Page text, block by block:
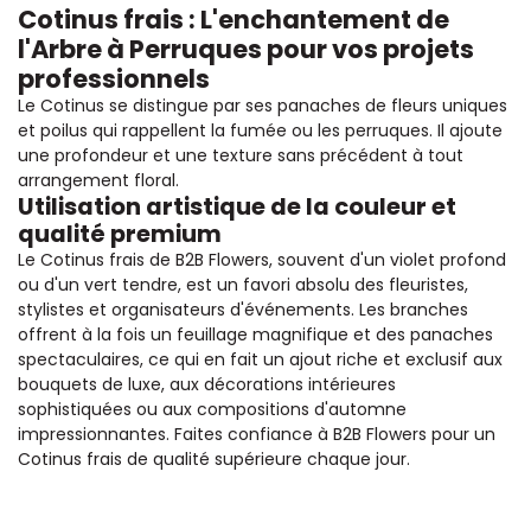
Cotinus frais : L'enchantement de
l'Arbre à Perruques pour vos projets
professionnels
Le Cotinus se distingue par ses panaches de fleurs uniques
et poilus qui rappellent la fumée ou les perruques. Il ajoute
une profondeur et une texture sans précédent à tout
arrangement floral.
Utilisation artistique de la couleur et
qualité premium
Le Cotinus frais de B2B Flowers, souvent d'un violet profond
ou d'un vert tendre, est un favori absolu des fleuristes,
stylistes et organisateurs d'événements. Les branches
offrent à la fois un feuillage magnifique et des panaches
spectaculaires, ce qui en fait un ajout riche et exclusif aux
bouquets de luxe, aux décorations intérieures
sophistiquées ou aux compositions d'automne
impressionnantes. Faites confiance à B2B Flowers pour un
Cotinus frais de qualité supérieure chaque jour.